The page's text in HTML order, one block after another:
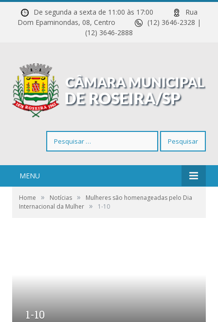
De segunda a sexta de 11:00 às 17:00
Rua
Dom Epaminondas, 08, Centro
(12) 3646-2328 |
(12) 3646-2888
por:
MENU
Home » Notícias »
Mulheres são homenageadas pelo Dia
Internacional da Mulher » 1-10
1-10